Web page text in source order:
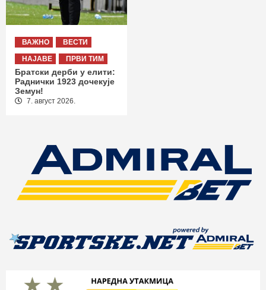
ВАЖНО
ВЕСТИ
НАЈАВЕ
ПРВИ ТИМ
Братски дерби у елити:
Раднички 1923 дочекује
Земун!
7. август 2026.